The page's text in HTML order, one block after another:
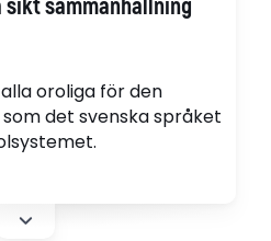
sammanhållning
oroliga för den
det svenska språket